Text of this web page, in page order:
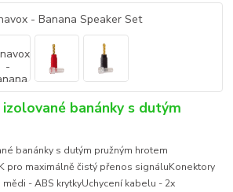
banánky s dutým
banánky s dutým pružným hrotem
pro maximálně čistý přenos signáluKonektory
- ABS krytkyUchycení kabelu - 2x